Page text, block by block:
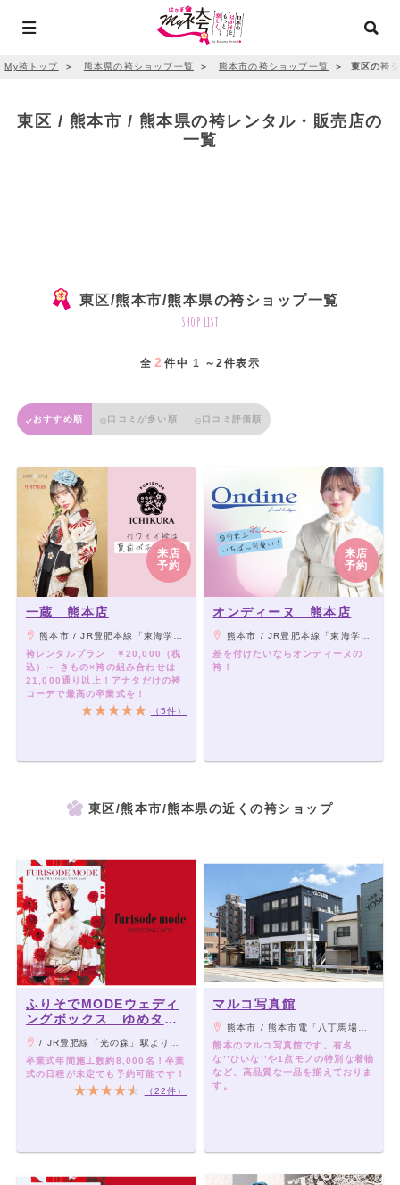
My袴トップ ＞ 熊本県の袴ショップ一覧 ＞ 熊本市の袴ショップ一覧 ＞ 東区の袴
東区 / 熊本市 / 熊本県の袴レンタル・販売店の
一覧
東区/熊本市/熊本県の袴ショップ一覧
shop list
全 2 件中 1 ～2件表示
おすすめ順 口コミが多い順 口コミ評価順
来店
予約
一蔵 熊本店
熊本市 / JR豊肥本線「東海学園前駅」「竜田口駅」よりバス、「上南部入口」下車
袴レンタルプラン ￥20,000（税
込）～ きもの×袴の組み合わせは
21,000通り以上！アナタだけの袴
コーデで最高の卒業式を！
（5件）
来店
予約
オンディーヌ 熊本店
熊本市 / JR豊肥本線「東海学園前駅」「竜田口駅」よりバス、「上南部入口」下車
差を付けたいならオンディーヌの
袴！
東区/熊本市/熊本県の近くの袴ショップ
ふりそでMODEウェディ
ングボックス ゆめタウ
ン光の森店
/ JR豊肥線「光の森」駅より徒歩3分
卒業式年間施工数約8,000名！卒業
式の日程が未定でも予約可能です！
（22件）
マルコ写真館
熊本市 / 熊本市電「八丁馬場」電停前
熊本のマルコ写真館です。有名
な’’ひいな’’や1点モノの特別な着物
など、高品質な一品を揃えておりま
す。